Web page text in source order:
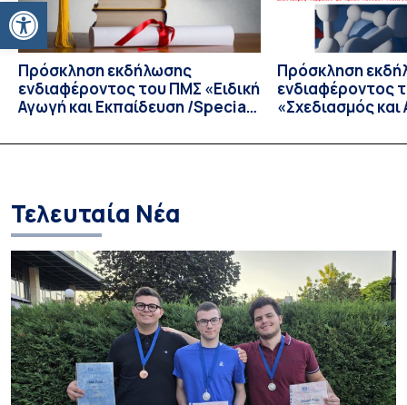
Ανοίξτε τη γραμμή εργαλείων
Πρόσκληση εκδήλωσης
ενδιαφέροντος του ΠΜΣ «Ειδική
Αγωγή και Εκπαίδευση /Special
Παιδαγωγικού Τμήματος
Πρόσκληση
ενδιαφέροντος
«Σχεδιασμός
Τμήματος
Τελευταία Νέα